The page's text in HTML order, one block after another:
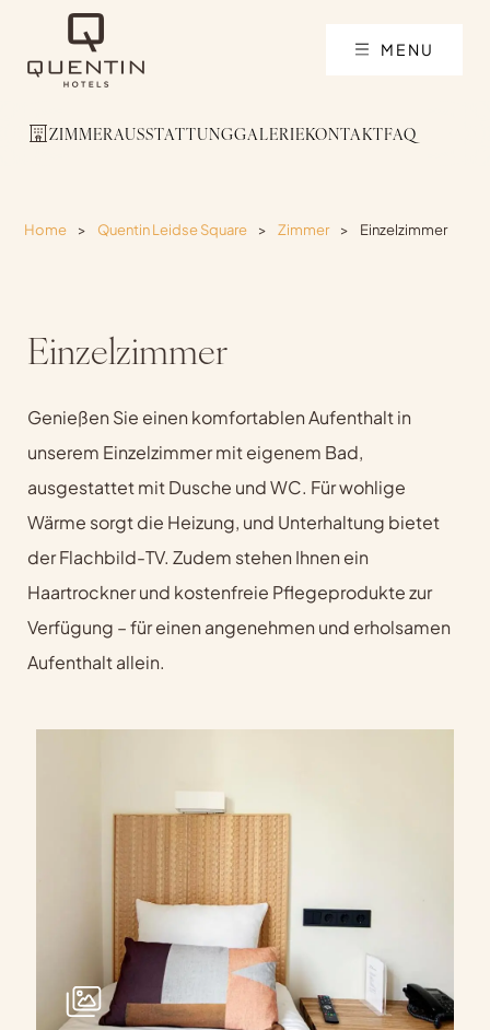
MENU
ZIMMERAUSSTATTUNGGALERIEKONTAKTFAQ
Home > Quentin Leidse Square > Zimmer > Einzelzimmer
Einzelzimmer
Genießen Sie einen komfortablen Aufenthalt in
unserem Einzelzimmer mit eigenem Bad,
ausgestattet mit Dusche und WC. Für wohlige
Wärme sorgt die Heizung, und Unterhaltung bietet
der Flachbild-TV. Zudem stehen Ihnen ein
Haartrockner und kostenfreie Pflegeprodukte zur
Verfügung – für einen angenehmen und erholsamen
Aufenthalt allein.